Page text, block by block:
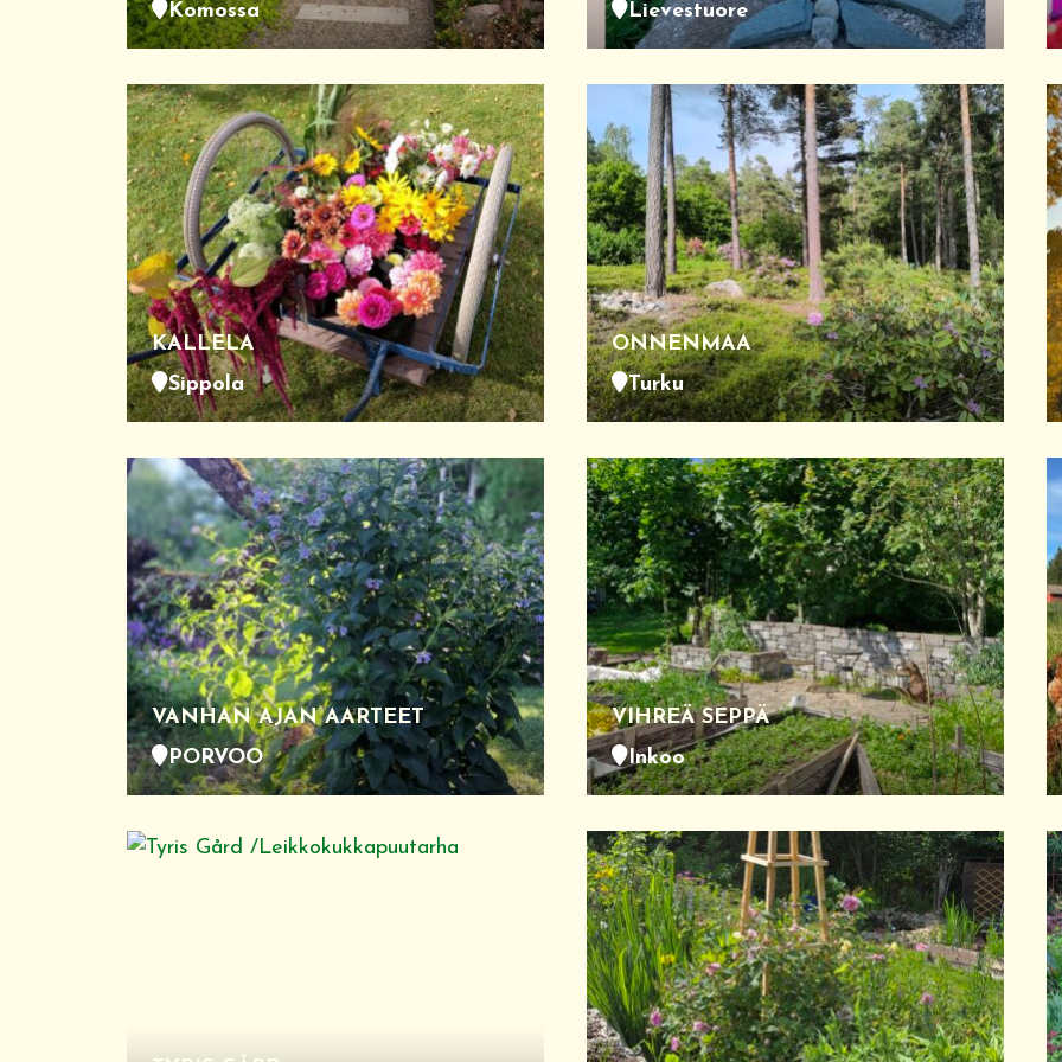
Komossa Lievestuore
KALLELA
Sippola
ONNENMAA
Turku
VANHAN AJAN AARTEET
PORVOO
VIHREÄ SEPPÄ
Inkoo